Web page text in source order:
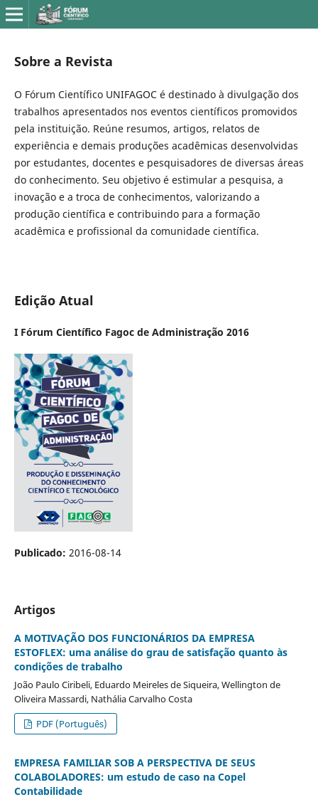
Sobre a Revista
O Fórum Científico UNIFAGOC é destinado à divulgação dos
trabalhos apresentados nos eventos científicos promovidos
pela instituição. Reúne resumos, artigos, relatos de
experiência e demais produções acadêmicas desenvolvidas
por estudantes, docentes e pesquisadores de diversas áreas
do conhecimento. Seu objetivo é estimular a pesquisa, a
inovação e a troca de conhecimentos, valorizando a
produção científica e contribuindo para a formação
acadêmica e profissional da comunidade científica.
Edição Atual
I Fórum Científico Fagoc de Administração 2016
Publicado: 2016-08-14
Artigos
A MOTIVAÇÃO DOS FUNCIONÁRIOS DA EMPRESA
ESTOFLEX: uma análise do grau de satisfação quanto às
condições de trabalho
João Paulo Ciribeli, Eduardo Meireles de Siqueira, Wellington de
Oliveira Massardi, Nathália Carvalho Costa
PDF (Português)
EMPRESA FAMILIAR SOB A PERSPECTIVA DE SEUS
COLABOLADORES: um estudo de caso na Copel
Contabilidade